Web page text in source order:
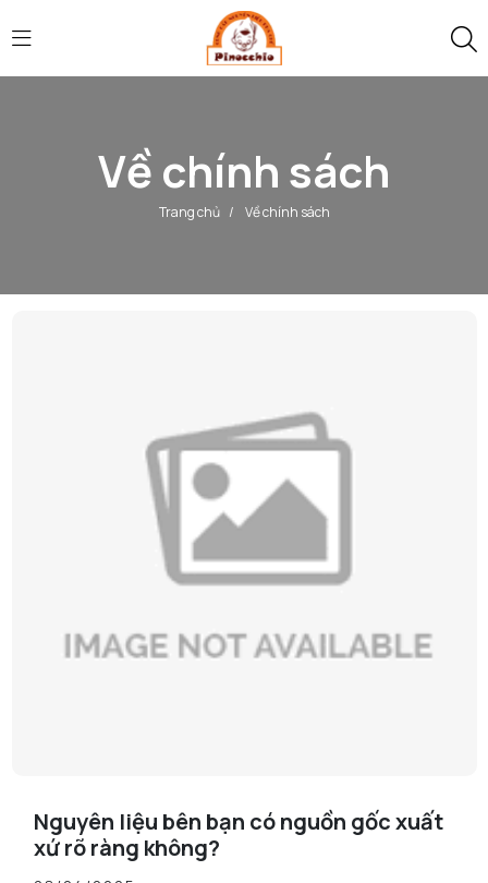
Về chính sách
Trang chủ / Về chính sách
Nguyên liệu bên bạn có nguồn gốc xuất
xứ rõ ràng không?